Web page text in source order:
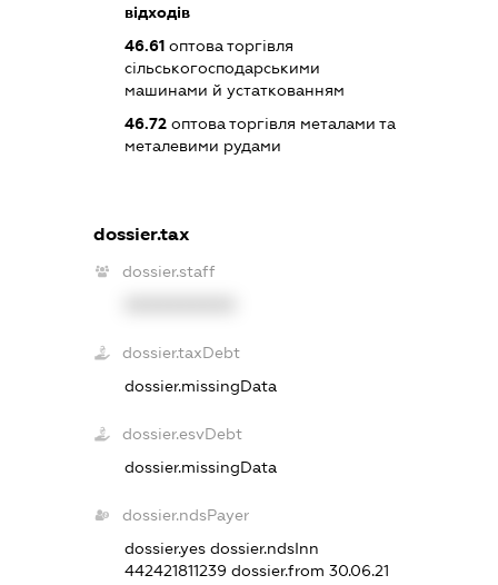
відходів
46.61оптова торгівля
сільськогосподарськими
машинами й устаткованням
46.72оптова торгівля металами та
металевими рудами
dossier.tax
dossier.staff
dossier.taxDebt
dossier.missingData
dossier.esvDebt
dossier.missingData
dossier.ndsPayer
dossier.yes dossier.ndsInn
442421811239 dossier.from 30.06.21